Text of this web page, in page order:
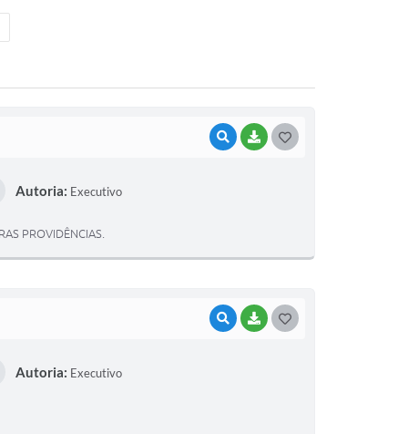
VISUALIZAR
BAIXAR
Autoria: Executivo
PROVIDÊNCIAS.
VISUALIZAR
BAIXAR
Autoria: Executivo